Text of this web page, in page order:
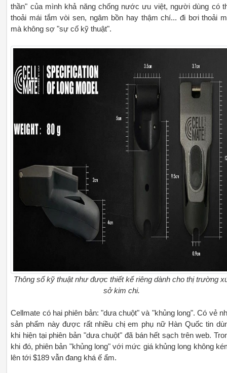
thần" của mình khả năng chống nước ưu việt, người dùng có
thoải mái tắm vòi sen, ngâm bồn hay thậm chí... đi bơi thoải
mà không sợ "sự cố kỹ thuật".
Thông số kỹ thuật như được thiết kế riêng dành cho thị trường
sở kim chi.
Cellmate có hai phiên bản: "dưa chuột" và "khủng long". Có vẻ
sản phẩm này được rất nhiều chị em phụ nữ Hàn Quốc tin
khi hiện tại phiên bản "dưa chuột" đã bán hết sạch trên web.
khi đó, phiên bản "khủng long" với mức giá khủng long không
lên tới $189 vẫn đang khá ế ẩm.